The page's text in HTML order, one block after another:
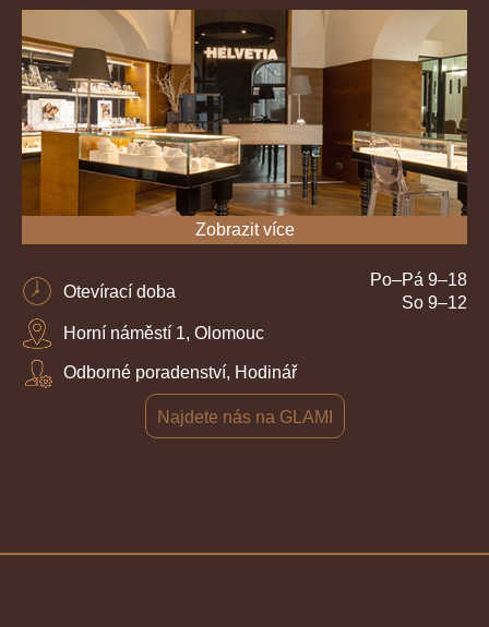
Zobrazit více
Otevírací doba
Po–Pá 9–18
So 9–12
Horní náměstí 1, Olomouc
Odborné poradenství, Hodinář
Najdete nás na GLAMI